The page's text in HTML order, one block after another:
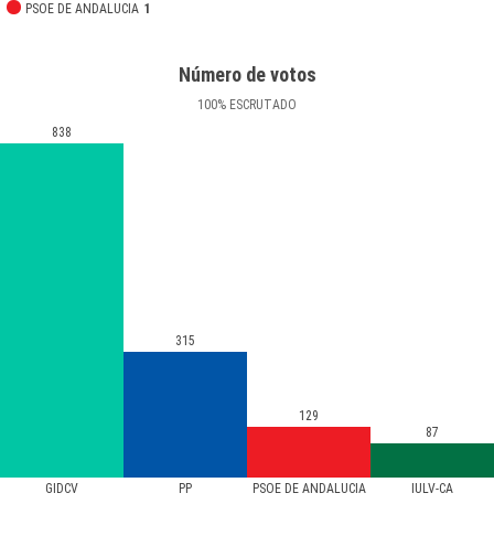
PSOE DE ANDALUCIA 1
Número de votos
100% ESCRUTADO
GIDCV PP PSOE DE ANDALUCIA IULV-CA
838
315
129
87